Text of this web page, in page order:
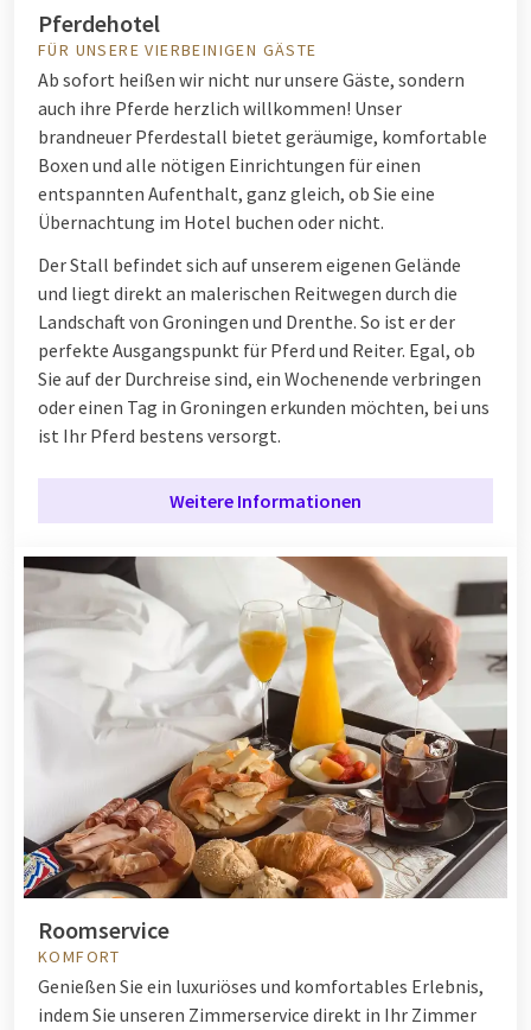
Pferdehotel
FÜR UNSERE VIERBEINIGEN GÄSTE
Ab sofort heißen wir nicht nur unsere Gäste, sondern
auch ihre Pferde herzlich willkommen! Unser
brandneuer Pferdestall bietet geräumige, komfortable
Boxen und alle nötigen Einrichtungen für einen
entspannten Aufenthalt, ganz gleich, ob Sie eine
Übernachtung im Hotel buchen oder nicht.
Der Stall befindet sich auf unserem eigenen Gelände
und liegt direkt an malerischen Reitwegen durch die
Landschaft von Groningen und Drenthe. So ist er der
perfekte Ausgangspunkt für Pferd und Reiter. Egal, ob
Sie auf der Durchreise sind, ein Wochenende verbringen
oder einen Tag in Groningen erkunden möchten, bei uns
ist Ihr Pferd bestens versorgt.
Weitere Informationen
Roomservice
KOMFORT
Genießen Sie ein luxuriöses und komfortables Erlebnis,
indem Sie unseren Zimmerservice direkt in Ihr Zimmer